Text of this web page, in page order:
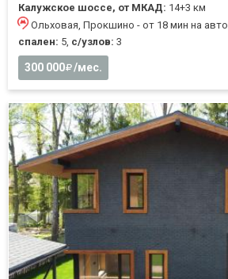
Калужское шоссе, от МКАД: 14+3 км
Ольховая, Прокшино - от 18 мин на авто
спален: 5, с/узлов: 3
300 000 /мес.